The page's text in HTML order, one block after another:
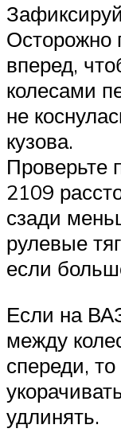
Осторожно
вперед,
колесами
не
кузова.
Проверьте
2109
сзади
рулевые
если
Если на
между
спереди,
удлинять.